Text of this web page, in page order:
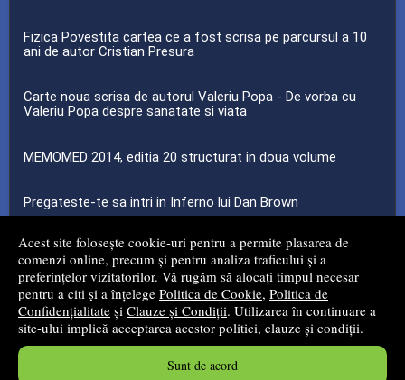
Acest site folosește cookie-uri pentru a permite plasarea de
comenzi online, precum și pentru analiza traficului și a
preferințelor vizitatorilor. Vă rugăm să alocați timpul necesar
pentru a citi și a înțelege Politica de Cookie, Politica de
Confidențialitate și Clauze și Condiții. Utilizarea în continuare a
site-ului implică acceptarea acestor politici, clauze și condiții.
Sunt de acord
Fizica Povestita cartea ce a fost scrisa pe parcursul a 10
ani de autor Cristian Presura
Carte noua scrisa de autorul Valeriu Popa - De vorba cu
Valeriu Popa despre sanatate si viata
MEMOMED 2014, editia 20 structurat in doua volume
Pregateste-te sa intri in Inferno lui Dan Brown
...toate știrile
© 2008 - 2026Mg Net Distribution Srl
Magazin onlinecreat deVital Soft